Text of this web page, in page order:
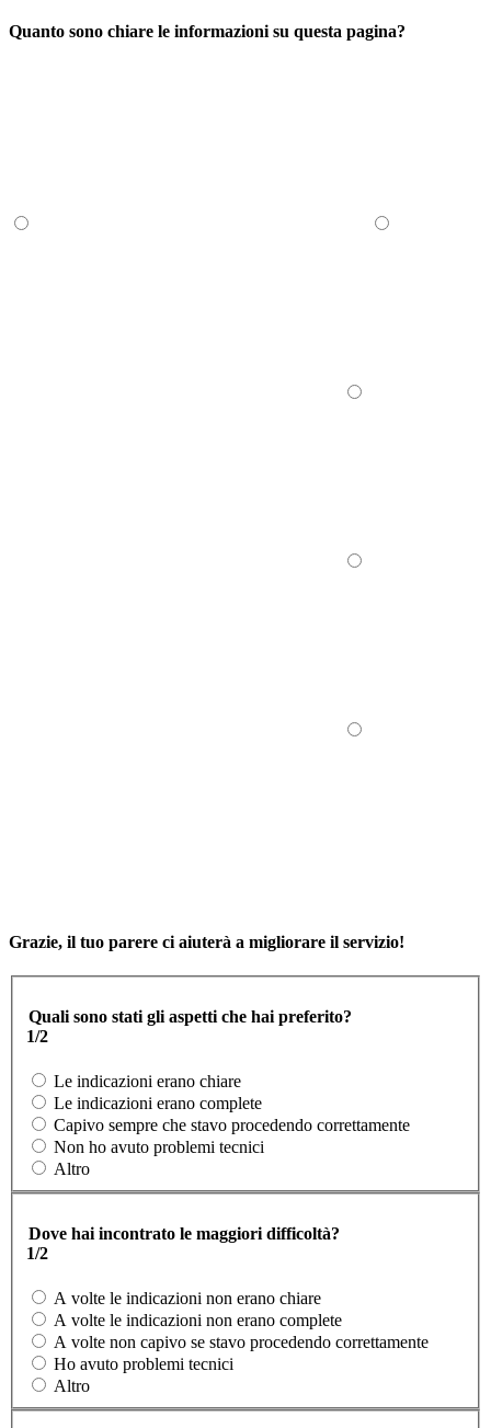
Quanto sono chiare le informazioni su questa pagina?
Grazie, il tuo parere ci aiuterà a migliorare il servizio!
Quali sono stati gli aspetti che hai preferito?
1/2
Le indicazioni erano chiare
Le indicazioni erano complete
Capivo sempre che stavo procedendo correttamente
Non ho avuto problemi tecnici
Altro
Dove hai incontrato le maggiori difficoltà?
1/2
A volte le indicazioni non erano chiare
A volte le indicazioni non erano complete
A volte non capivo se stavo procedendo correttamente
Ho avuto problemi tecnici
Altro